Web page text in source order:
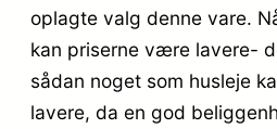
oplagte valg denne vare.
kan priserne være lavere-
sådan noget som husleje
lavere, da en god